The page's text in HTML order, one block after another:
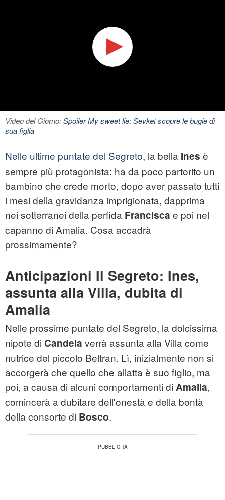
Video del Giorno:Spoiler My sweet lie: Sevket scopre le bugie di
sua figlia
Nelle ultime puntate del Segreto, la bella Ines è
sempre più protagonista: ha da poco partorito un
bambino che crede morto, dopo aver passato tutti
i mesi della gravidanza imprigionata, dapprima
nei sotterranei della perfida Francisca e poi nel
capanno di Amalia. Cosa accadrà
prossimamente?
Anticipazioni Il Segreto: Ines,
assunta alla Villa, dubita di
Amalia
Nelle prossime puntate del Segreto, la dolcissima
nipote di Candela verrà assunta alla Villa come
nutrice del piccolo Beltran. Lì, inizialmente non si
accorgerà che quello che allatta è suo figlio, ma
poi, a causa di alcuni comportamenti di Amalia,
comincerà a dubitare dell'onestà e della bontà
della consorte di Bosco.